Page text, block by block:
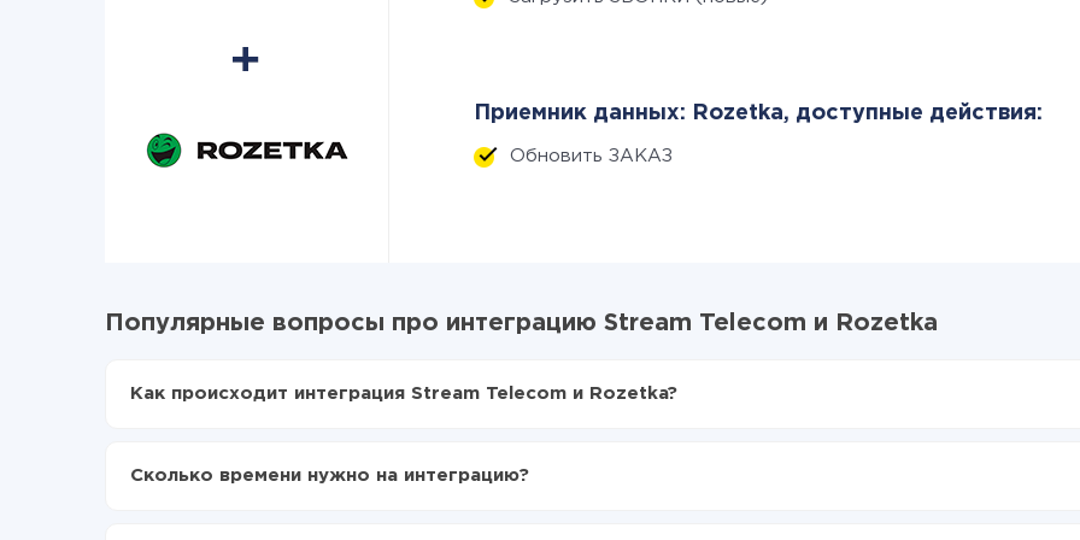
Приемник данных: Rozetka, доступные действия:
Обновить ЗАКАЗ
Популярные вопросы про интеграцию Stream Telecom и Rozetka
Как происходит интеграция Stream Telecom и Rozetka?
Включаете автообновление
Сколько времени нужно на интеграцию?